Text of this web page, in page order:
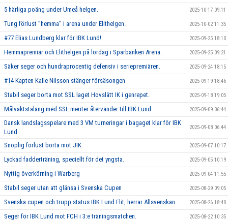
5 härliga poäng under Umeå helgen. 2025-10-17 09:11
Tung förlust ’’hemma’’ i arena under Elithelgen. 2025-10-02 11:35
#77 Elias Lundberg klar för IBK Lund! 2025-09-25 18:10
Hemmapremiär och Elithelgen på lördag i Sparbanken Arena. 2025-09-25 09:21
Säker seger och hundraprocentig defensiv i seriepremiären. 2025-09-24 18:15
#14 Kapten Kalle Nilsson stänger försäsongen 2025-09-19 18:46
Stabil seger borta mot SSL laget Hovslätt IK i genrepet. 2025-09-18 19:05
Målvaktstalang med SSL meriter återvänder till IBK Lund 2025-09-09 06:44
Dansk landslagsspelare med 3 VM turneringar i bagaget klar för IBK
Lund
2025-09-08 06:44
Snöplig förlust borta mot JIK 2025-09-07 10:17
Lyckad fadderträning, speciellt för det yngsta. 2025-09-05 10:19
Nyttig överkörning i Warberg 2025-09-04 11:55
Stabil seger utan att glänsa i Svenska Cupen 2025-08-29 09:05
Svenska cupen och trupp status IBK Lund Elit, herrar Allsvenskan. 2025-08-26 18:40
Seger för IBK Lund mot FCH i 3:e träningsmatchen. 2025-08-22 10:35